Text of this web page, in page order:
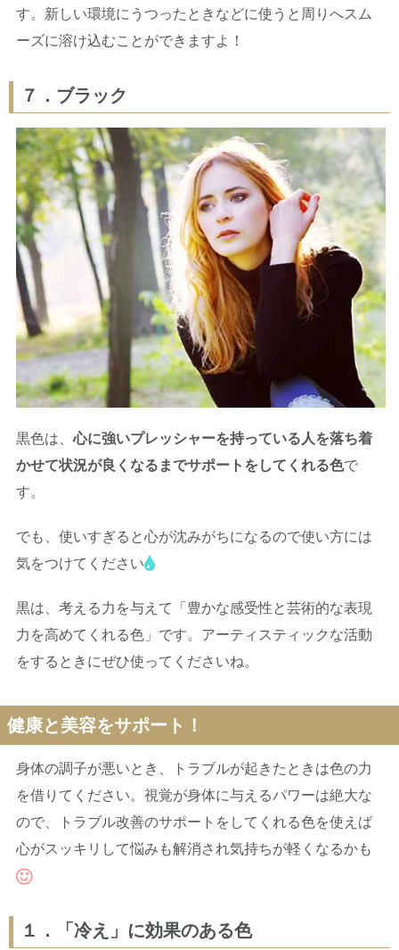
す。新しい環境にうつったときなどに使うと周りへスム
ーズに溶け込むことができますよ！
７．ブラック
黒色は、心に強いプレッシャーを持っている人を落ち着
かせて状況が良くなるまでサポートをしてくれる色で
す。
でも、使いすぎると心が沈みがちになるので使い方には
気をつけてください
黒は、考える力を与えて「豊かな感受性と芸術的な表現
力を高めてくれる色」です。アーティスティックな活動
をするときにぜひ使ってくださいね。
健康と美容をサポート！
身体の調子が悪いとき、トラブルが起きたときは色の力
を借りてください。視覚が身体に与えるパワーは絶大な
ので、トラブル改善のサポートをしてくれる色を使えば
心がスッキリして悩みも解消され気持ちが軽くなるかも
１．「冷え」に効果のある色